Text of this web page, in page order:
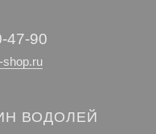
47-90
shop.ru
ВОДОЛЕЙ